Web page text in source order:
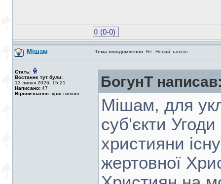
0 (0-0)
Мішам Тема повідомлення: Re: Новий заповіт
Стать:
Востаннє тут були:
13 липня 2026, 15:21
Написано: 47
Віровизнання: християнин
БогунТ
Мішам, для
суб'єкти
християни
жертовної